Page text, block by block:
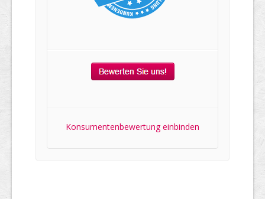
Konsumentenbewertung einbinden